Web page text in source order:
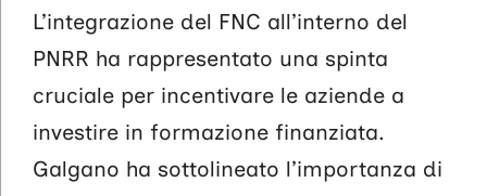
L’integrazione del FNC all’interno del
PNRR ha rappresentato una spinta
cruciale per incentivare le aziende a
investire in formazione finanziata.
Galgano ha sottolineato l’importanza di